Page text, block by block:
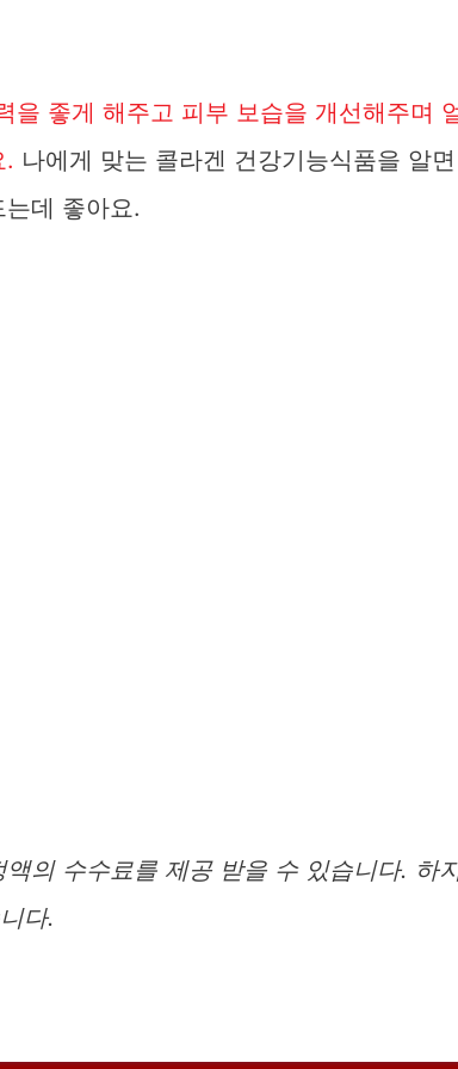
을 좋게 해주고 피부 보습을 개선해주며
. 나에게 맞는 콜라겐 건강기능식품을 알면
데 좋아요.
의 수수료를 제공 받을 수 있습니다. 하
다.